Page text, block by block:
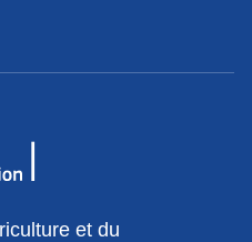
et du